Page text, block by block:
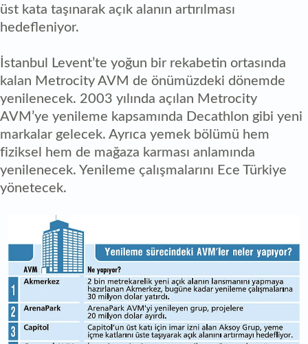
üst kata taşınarak açık alanın artırılması
hedefleniyor.
İstanbul Levent’te yoğun bir rekabetin ortasında
kalan Metrocity AVM de önümüzdeki dönemde
yenilenecek. 2003 yılında açılan Metrocity
AVM’ye yenileme kapsamında Decathlon gibi yeni
markalar gelecek. Ayrıca yemek bölümü hem
fiziksel hem de mağaza karması anlamında
yenilenecek. Yenileme çalışmalarını Ece Türkiye
yönetecek.